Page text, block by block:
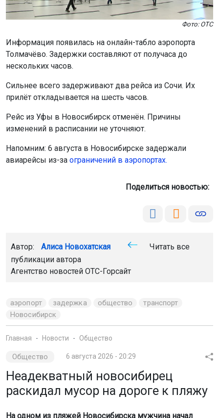
Фото: ОТС
Информация появилась на онлайн-табло аэропорта
Толмачёво. Задержки составляют от получаса до
нескольких часов.
Сильнее всего задерживают два рейса из Сочи. Их
прилёт откладывается на шесть часов.
Рейс из Уфы в Новосибирск отменён. Причины
изменений в расписании не уточняют.
Напомним: 6 августа в Новосибирске задержали
авиарейсы из-за ограничений в аэропортах.
Поделиться новостью:
Автор: Алиса Новохатская
Читать все
публикации автора
Агентство новостей ОТС-Горсайт
аэропорт задержка общество
транспорт
Новосибирск
Главная Новости Общество
Общество 6 августа 2026 - 20:29
Неадекватный новосибирец
раскидал мусор на дороге к пляжу
На одном из пляжей Новосибирска мужчина начал